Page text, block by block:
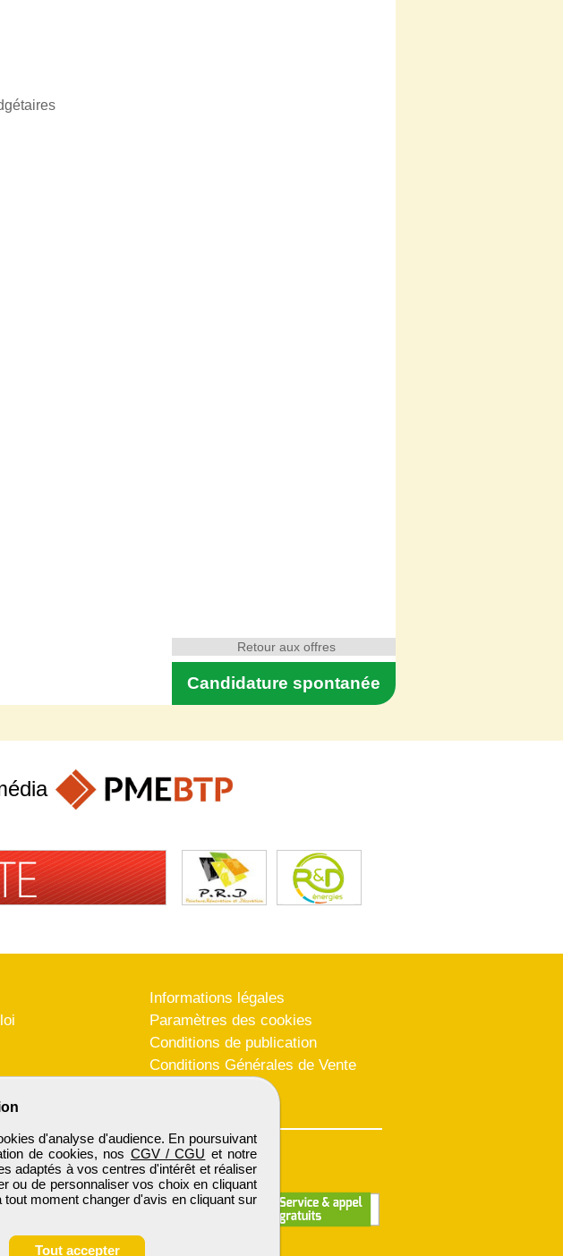
Candidature spontanée
Retour aux offres
d'analyse d'audience. En poursuivant
de cookies, nos CGV / CGU et notre
adaptés à vos centres d'intérêt et réaliser
ou de personnaliser vos choix en cliquant
moment changer d'avis en cliquant sur
Tout accepter
Informations légales
Paramètres des cookies
Conditions de publication
Conditions Générales de Vente